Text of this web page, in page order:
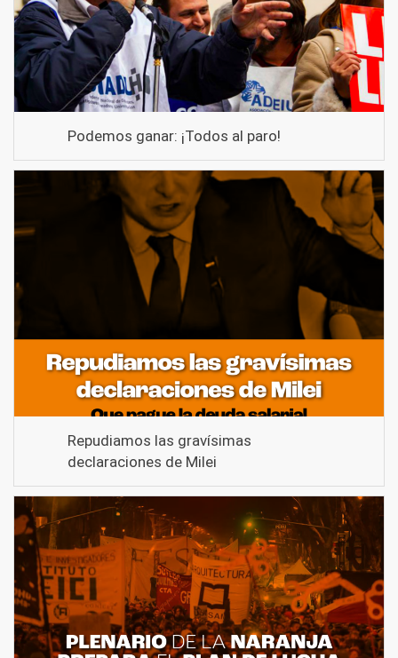
Podemos ganar: ¡Todos al paro!
Repudiamos las gravísimas
declaraciones de Milei